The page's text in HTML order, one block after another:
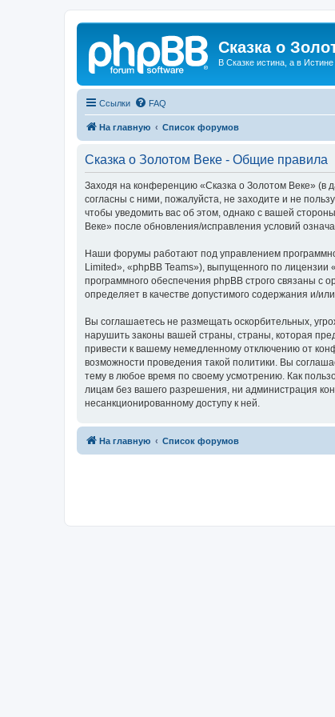
Сказка о
В Сказке истина, а в Истине
Ссылки FAQ
На главную Список форумов
Сказка о Золотом Веке - Общие правила
Заходя на конференцию «Сказка о Золотом Веке» (в
согласны с ними, пожалуйста, не заходите и не
чтобы уведомить вас об этом, однако с вашей
Веке» после обновления/исправления условий
Наши форумы работают под управлением
Limited», «phpBB Teams»), выпущенного по лицензии «
программного обеспечения phpBB строго связаны с
определяет в качестве допустимого содержания и/
Вы соглашаетесь не размещать оскорбительных,
нарушить законы вашей страны, страны, которая
привести к вашему немедленному отключению от
возможности проведения такой политики. Вы
тему в любое время по своему усмотрению. Как
лицам без вашего разрешения, ни администрация
несанкционированному доступу к ней.
На главную Список форумов